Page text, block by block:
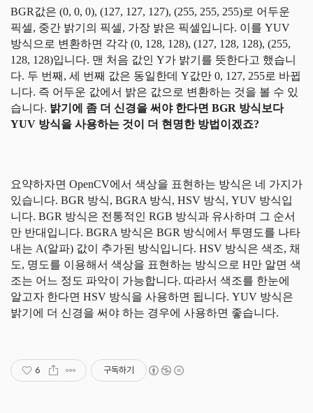
BGR값은 (0, 0, 0), (127, 127, 127), (255, 255, 255)로 어두운
픽셀, 중간 밝기의 픽셀, 가장 밝은 픽셀입니다. 이를 YUV
방식으로 변환하면 각각 (0, 128, 128), (127, 128, 128), (255,
128, 128)입니다. 맨 처음 값인 Y가 밝기를 뜻한다고 했습니
다. 두 번째, 세 번째 값은 동일한데 Y값만 0, 127, 255로 바뀝
니다. 즉 어두운 값에서 밝은 값으로 변환하는 것을 볼 수 있
습니다. 밝기에 좀 더 신경을 써야 한다면 BGR 방식보다
YUV 방식을 사용하는 것이 더 현명한 방법이겠죠?
요약하자면 OpenCV에서 색상을 표현하는 방식은 네 가지가
있습니다. BGR 방식, BGRA 방식, HSV 방식, YUV 방식입
니다. BGR 방식은 전통적인 RGB 방식과 유사하며 그 순서
만 반대입니다. BGRA 방식은 BGR 방식에서 투명도를 나타
내는 A(알파) 값이 추가된 방식입니다. HSV 방식은 색조, 채
도, 명도를 이용해서 색상을 표현하는 방식으로 H만 알면 색
조는 어느 정도 파악이 가능합니다. 따라서 색조를 한눈에
알고자 한다면 HSV 방식을 사용하면 됩니다. YUV 방식은
밝기에 더 신경을 써야 하는 경우에 사용하면 좋습니다.
6 구독하기